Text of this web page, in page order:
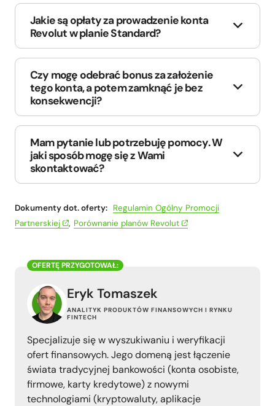
Jakie są opłaty za prowadzenie konta
Revolut w planie Standard?
Czy mogę odebrać bonus za założenie
tego konta, a potem zamknąć je bez
konsekwencji?
Mam pytanie lub potrzebuję pomocy. W
jaki sposób mogę się z Wami
skontaktować?
Dokumenty dot. oferty: Regulamin Ogólny Promocji
Partnerskiej
, Porównanie planów Revolut
Eryk Tomaszek
ANALITYK PRODUKTÓW FINANSOWYCH I RYNKU
FINTECH
Specjalizuje się w wyszukiwaniu i weryfikacji
ofert finansowych. Jego domeną jest łączenie
świata tradycyjnej bankowości (konta osobiste,
firmowe, karty kredytowe) z nowymi
technologiami (kryptowaluty, aplikacje